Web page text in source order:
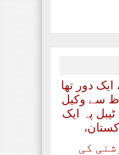
منظر
دور تھا
سے وکیل
پہ ایک
کی
ضیائی